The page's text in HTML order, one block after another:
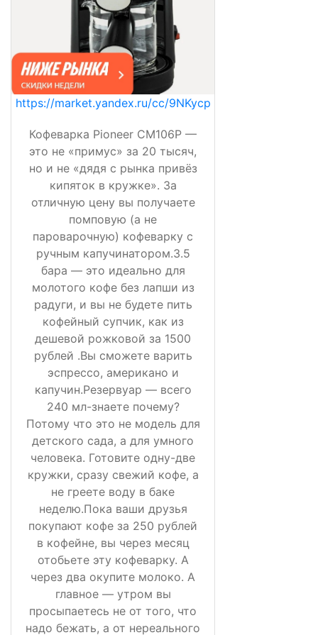
https://market.yandex.ru/cc/9NKycp
Кофеварка Pioneer CM106P —
это не «примус» за 20 тысяч,
но и не «дядя с рынка привёз
кипяток в кружке». За
отличную цену вы получаете
помповую (а не
пароварочную) кофеварку с
ручным капучинатором.3.5
бара — это идеально для
молотого кофе без лапши из
радуги, и вы не будете пить
кофейный супчик, как из
дешевой рожковой за 1500
рублей .Вы сможете варить
эспрессо, американо и
капучин.Резервуар — всего
240 мл-знаете почему?
Потому что это не модель для
детского сада, а для умного
человека. Готовите одну-две
кружки, сразу свежий кофе, а
не греете воду в баке
неделю.Пока ваши друзья
покупают кофе за 250 рублей
в кофейне, вы через месяц
отобьете эту кофеварку. А
через два окупите молоко. А
главное — утром вы
просыпаетесь не от того, что
надо бежать, а от нереального